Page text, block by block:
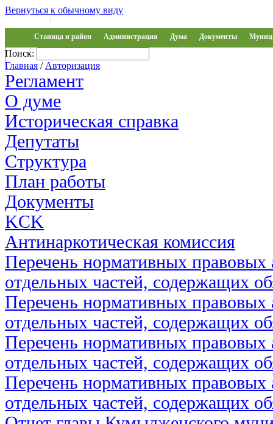
Вернуться к обычному виду
|
Станица и район Администрация Дума Документы Муниц
Обращения
Поиск:
Главная / Авторизация
Регламент
О думе
Историческая справка
Депутаты
Структура
План работы
Документы
KCK
Антинаркотическая комиссия
Перечень нормативных правовых
отдельных частей, содержащих
Перечень нормативных правовых
отдельных частей, содержащих
Перечень нормативных правовых
отдельных частей, содержащих
Перечень нормативных правовых
отдельных частей, содержащих